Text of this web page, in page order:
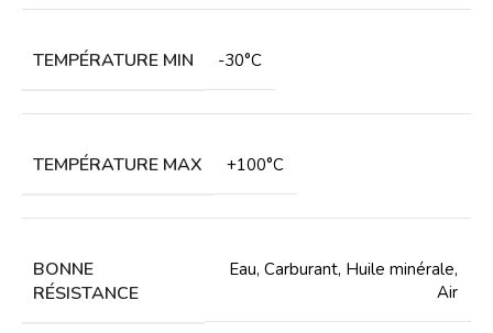
TEMPÉRATURE MIN -30°C
TEMPÉRATURE MAX +100°C
BONNE
RÉSISTANCE
Eau, Carburant, Huile minérale,
Air